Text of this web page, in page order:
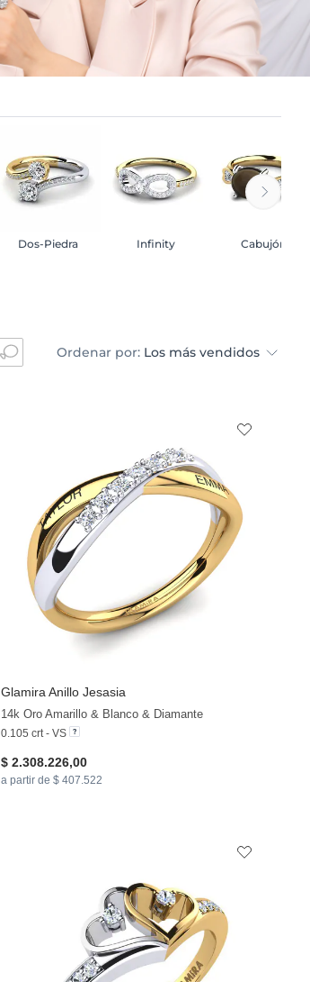
Dos-Piedra Infinity Cabujón
Ordenar por: Los más vendidos
GlamiraAnillo Jesasia
14k Oro Amarillo & Blanco & Diamante
0.105 crt - VS
$ 2.308.226,00
a partir de $ 407.522